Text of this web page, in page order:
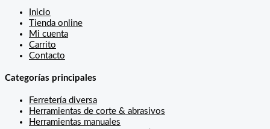
Inicio
Tienda online
Mi cuenta
Carrito
Contacto
Categorías principales
Ferretería diversa
Herramientas de corte & abrasivos
Herramientas manuales